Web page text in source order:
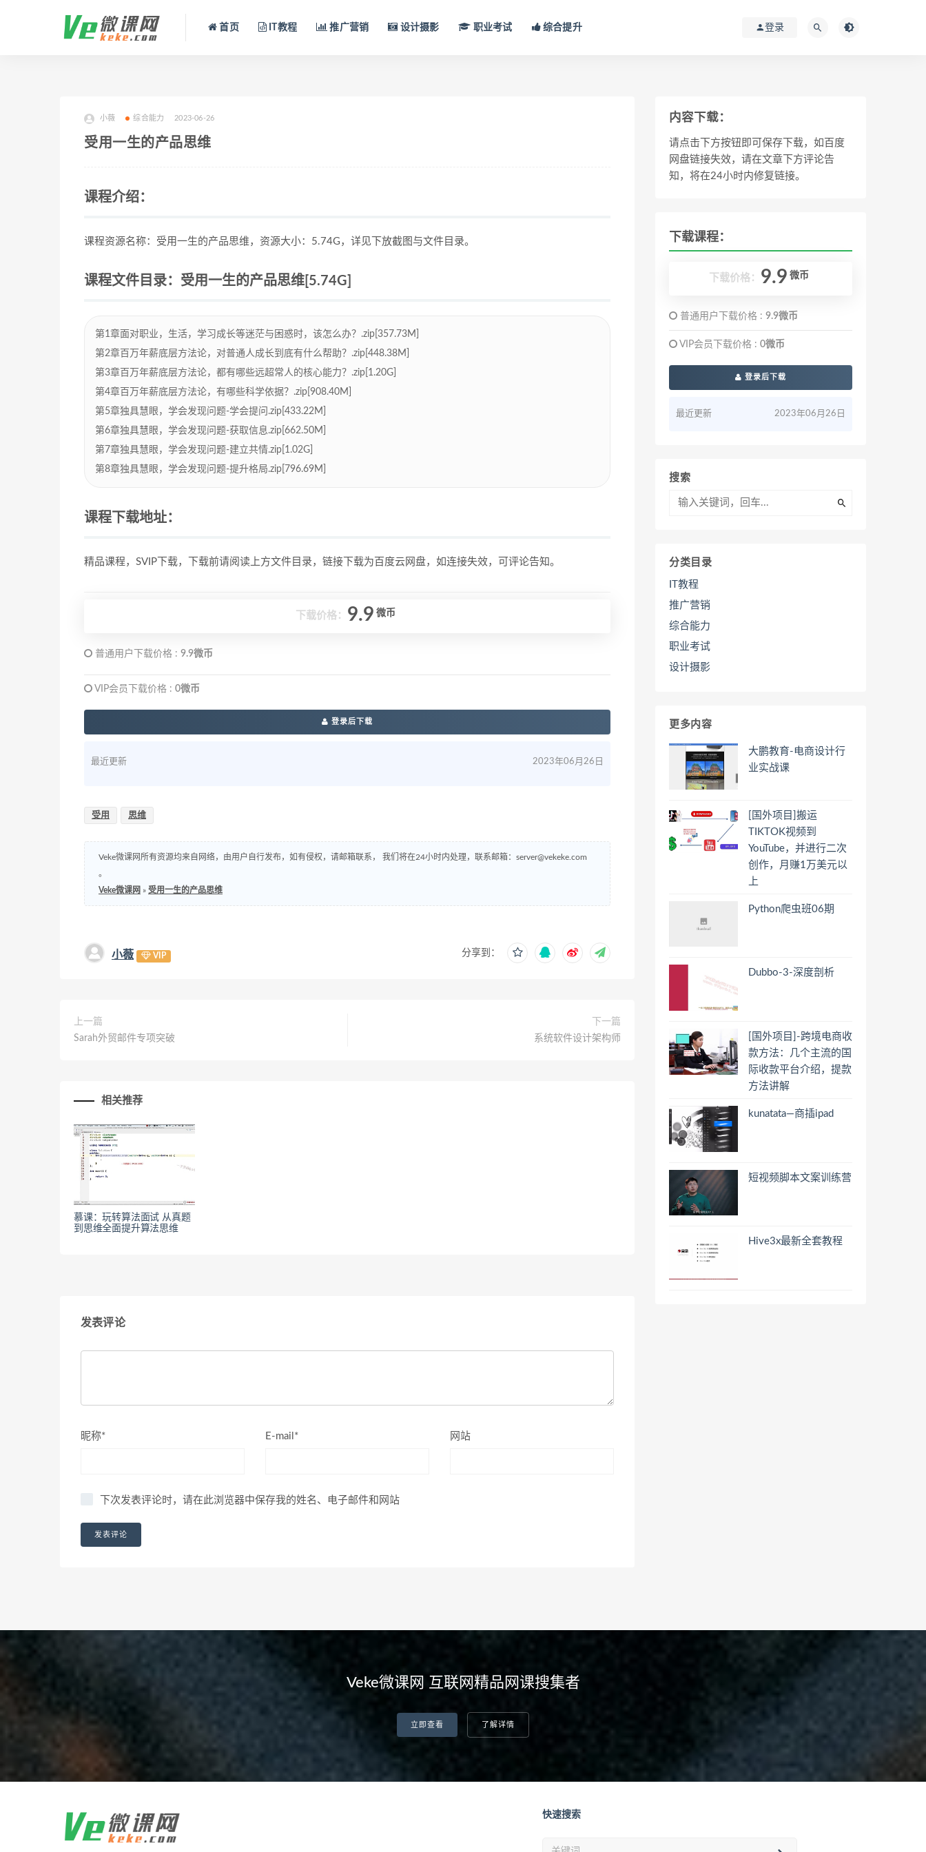
首页 IT教程 推广营销 设计摄影 职业考试 综合提升 登录
小薇 综合能力 2023-06-26
受用一生的产品思维
课程介绍：
课程资源名称：受用一生的产品思维，资源大小：5.74G，详见下放截图与文件目录。
课程文件目录：受用一生的产品思维[5.74G]
第1章面对职业，生活，学习成长等迷茫与困惑时，该怎么办？.zip[357.73M]
第2章百万年薪底层方法论，对普通人成长到底有什么帮助？.zip[448.38M]
第3章百万年薪底层方法论，都有哪些远超常人的核心能力？.zip[1.20G]
第4章百万年薪底层方法论，有哪些科学依据？.zip[908.40M]
第5章独具慧眼，学会发现问题-学会提问.zip[433.22M]
第6章独具慧眼，学会发现问题-获取信息.zip[662.50M]
第7章独具慧眼，学会发现问题-建立共情.zip[1.02G]
第8章独具慧眼，学会发现问题-提升格局.zip[796.69M]
课程下载地址：
精品课程，SVIP下载，下载前请阅读上方文件目录，链接下载为百度云网盘，如连接失效，可评论告知。
下载价格： 9.9 微币
普通用户下载价格 : 9.9微币
VIP会员下载价格 : 0微币
登录后下载
最近更新 2023年06月26日
受用 思维
Veke微课网所有资源均来自网络，由用户自行发布，如有侵权，请邮箱联系， 我们将在24小时内处理，联系邮箱： server@vekeke.com
。
Veke微课网 » 受用一生的产品思维
小薇 VIP 分享到：
上一篇
Sarah外贸邮件专项突破
下一篇
系统软件设计架构师
相关推荐
慕课：玩转算法面试 从真题
到思维全面提升算法思维
发表评论
昵称* E-mail* 网站
下次发表评论时，请在此浏览器中保存我的姓名、电子邮件和网站
内容下载：
请点击下方按钮即可保存下载，如百度
网盘链接失效，请在文章下方评论告
知，将在24小时内修复链接。
下载课程：
下载价格： 9.9 微币
普通用户下载价格 : 9.9微币
VIP会员下载价格 : 0微币
登录后下载
最近更新 2023年06月26日
搜索
分类目录
IT教程
推广营销
综合能力
职业考试
设计摄影
更多内容
大鹏教育-电商设计行
业实战课
[国外项目]搬运
TIKTOK视频到
YouTube，并进行二次
创作，月赚1万美元以
上
Python爬虫班06期
Dubbo-3-深度剖析
[国外项目]-跨境电商收
款方法：几个主流的国
际收款平台介绍，提款
方法讲解
kunatata—商插ipad
短视频脚本文案训练营
Hive3x最新全套教程
Veke微课网 互联网精品网课搜集者
立即查看 了解详情
快速搜索